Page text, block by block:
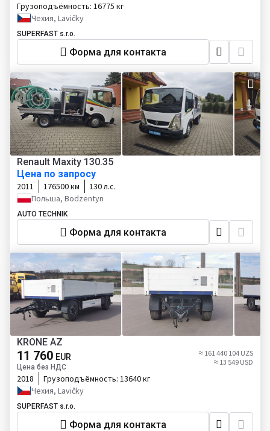
Грузоподъёмность: 16775 кг
Чехия, Lavičky
SUPERFAST s.r.o.
Форма для контакта
Renault Maxity 130.35
Цена по запросу
2011 176500 км
130 л.с.
Польша, Bodzentyn
AUTO TECHNIK
Форма для контакта
KRONE AZ
11 760 EUR
Цена без НДС
≈ 161 440 104 UZS
≈ 13 549 USD
2018 Грузоподъёмность: 13640 кг
Чехия, Lavičky
SUPERFAST s.r.o.
Форма для контакта